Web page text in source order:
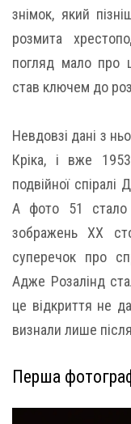
знімок, який
розмита
погляд мало про
став ключем до
Невдовзі дані з
Кріка, і вже
подвійної
А фото 51 стало
зображень XX
суперечок про
Адже Розалінд
це відкриття не
визнали лише
Перша